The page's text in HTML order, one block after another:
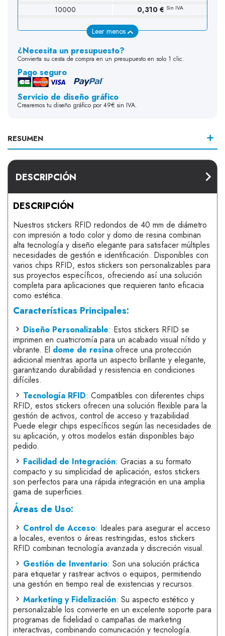
10000
0,310 € Sin IVA
Leer menos
¿Necesita un presupuesto?
Convierta su cesta de compra en un presupuesto en solo 1 clic.
Pago seguro
Servicio de diseño gráfico
Crearemos tu diseño gráfico por 49€ sin IVA.
RESUMEN
DESCRIPCIÓN
DESCRIPCIÓN
Nuestros stickers RFID redondos de 40 mm de diámetro
con impresión a todo color y domo de resina combinan
alta tecnología y diseño elegante para satisfacer múltiples
necesidades de gestión e identificación. Disponibles con
varios chips RFID, estos stickers son personalizables para
sus proyectos específicos, ofreciendo así una solución
completa para aplicaciones que requieren tanto eficacia
como estética.
Características Principales:
Diseño Personalizable: Estos stickers RFID se
imprimen en cuatricromía para un acabado visual nítido y
vibrante. El dome de resina ofrece una protección
adicional mientras aporta un aspecto brillante y elegante,
garantizando durabilidad y resistencia en condiciones
difíciles.
Tecnología RFID: Compatibles con diferentes chips
RFID, estos stickers ofrecen una solución flexible para la
gestión de activos, control de acceso y trazabilidad.
Puede elegir chips específicos según las necesidades de
su aplicación, y otros modelos están disponibles bajo
pedido.
Facilidad de Integración: Gracias a su formato
compacto y su simplicidad de aplicación, estos stickers
son perfectos para una rápida integración en una amplia
gama de superficies.
Áreas de Uso:
Control de Acceso: Ideales para asegurar el acceso
a locales, eventos o áreas restringidas, estos stickers
RFID combinan tecnología avanzada y discreción visual.
Gestión de Inventario: Son una solución práctica
para etiquetar y rastrear activos o equipos, permitiendo
una gestión en tiempo real de existencias y recursos.
Marketing y Fidelización: Su aspecto estético y
personalizable los convierte en un excelente soporte para
programas de fidelidad o campañas de marketing
interactivas, combinando comunicación y tecnología.